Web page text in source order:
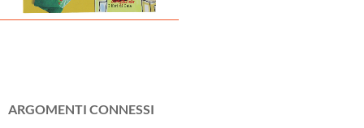
ARGOMENTI CONNESSI